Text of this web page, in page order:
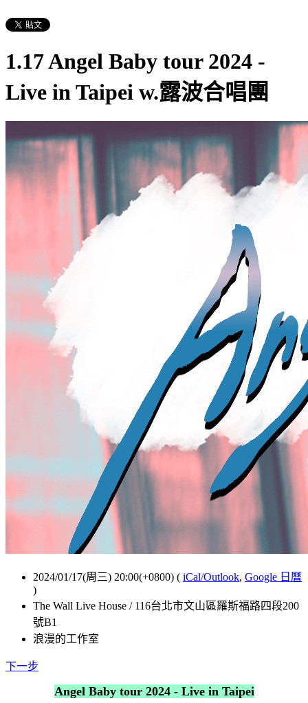
1.17 Angel Baby tour 2024 -
Live in Taipei w.露波合唱團
2024/01/17(周三) 20:00(+0800) ( iCal/Outlook, Google 日曆
)
The Wall Live House / 116台北市文山區羅斯福路四段200
號B1
浪漫的工作室
下一步
Angel Baby tour 2024 - Live in Taipei